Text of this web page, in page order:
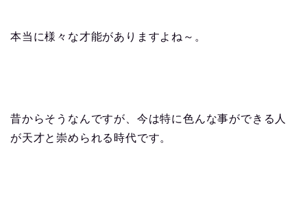
本当に様々な才能がありますよね～。
昔からそうなんですが、今は特に色んな事ができる人
が天才と崇められる時代です。